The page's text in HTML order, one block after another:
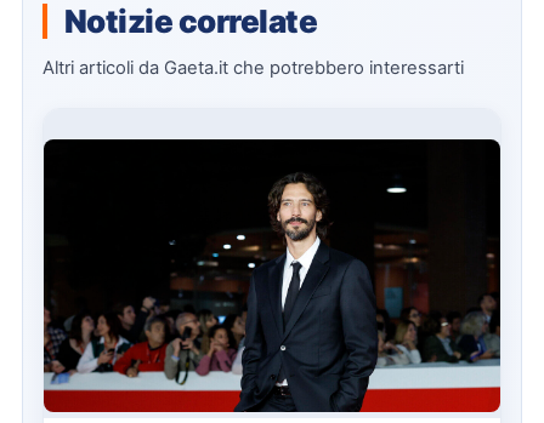
Notizie correlate
Altri articoli da Gaeta.it che potrebbero interessarti